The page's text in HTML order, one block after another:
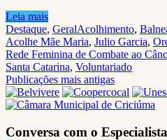
Leia mais
Destaque, GeralAcolhimento,
Acolhe Mãe Maria, Julio Garcia,
Rede Feminina de Combate ao
Santa Catarina, Voluntariado
Navegação
por
Publicações mais antigas
Conversa com o Especialista